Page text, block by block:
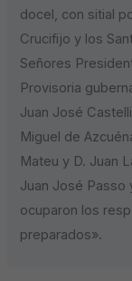
docel, con sitial
Crucifijo y los
Señores
Provisoria
Juan José
Miguel de
Mateu y D. Juan
Juan José Passo
ocuparon los
preparados».